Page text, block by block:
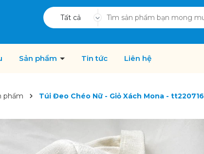
Tất cả
Sản phẩm Tin tức Liên hệ
phẩm Túi Đeo Chéo Nữ - Giỏ Xách Mona - tt220716